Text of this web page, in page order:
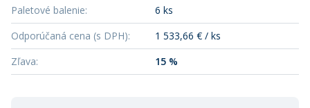
Paletové balenie:
6 ks
Odporúčaná cena (s DPH):
1 533,66 € / ks
Zľava: 15 %